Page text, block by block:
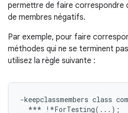
permettre de faire correspondre
de membres négatifs.
Par exemple, pour faire
méthodes qui ne se terminent
utilisez la règle suivante :
-keepclassmembers class
  *** !*ForTesting(...);